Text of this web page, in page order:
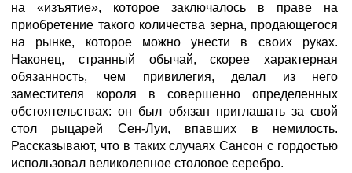
на «изъятие», которое заключалось в праве на
приобретение такого количества зерна, продающегося
на рынке, которое можно унести в своих руках.
Наконец, странный обычай, скорее характерная
обязанность, чем привилегия, делал из него
заместителя короля в совершенно определенных
обстоятельствах: он был обязан приглашать за свой
стол рыцарей Сен-Луи, впавших в немилость.
Рассказывают, что в таких случаях Сансон с гордостью
использовал великолепное столовое серебро.